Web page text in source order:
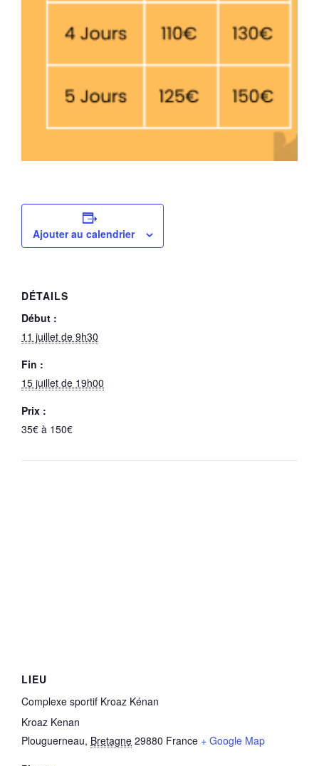
Ajouter au calendrier
DÉTAILS
Début :
11 juillet de 9h30
Fin :
15 juillet de 19h00
Prix :
35€ à 150€
LIEU
Complexe sportif Kroaz Kénan
Kroaz Kenan
Plouguerneau, Bretagne 29880 France + Google Map